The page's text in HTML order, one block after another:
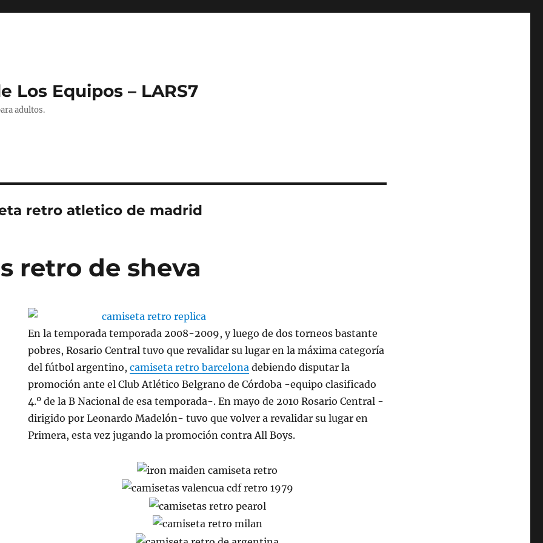
Los Equipos – LARS7
adultos.
retro atletico de madrid
retro de sheva
En la temporada temporada 2008-2009, y luego de dos torneos bastante
pobres, Rosario Central tuvo que revalidar su lugar en la máxima categoría
del fútbol argentino,camiseta retro barcelona debiendo disputar la
promoción ante el Club Atlético Belgrano de Córdoba -equipo clasificado
4.º de la B Nacional de esa temporada-. En mayo de 2010 Rosario Central -
dirigido por Leonardo Madelón- tuvo que volver a revalidar su lugar en
Primera, esta vez jugando la promoción contra All Boys.